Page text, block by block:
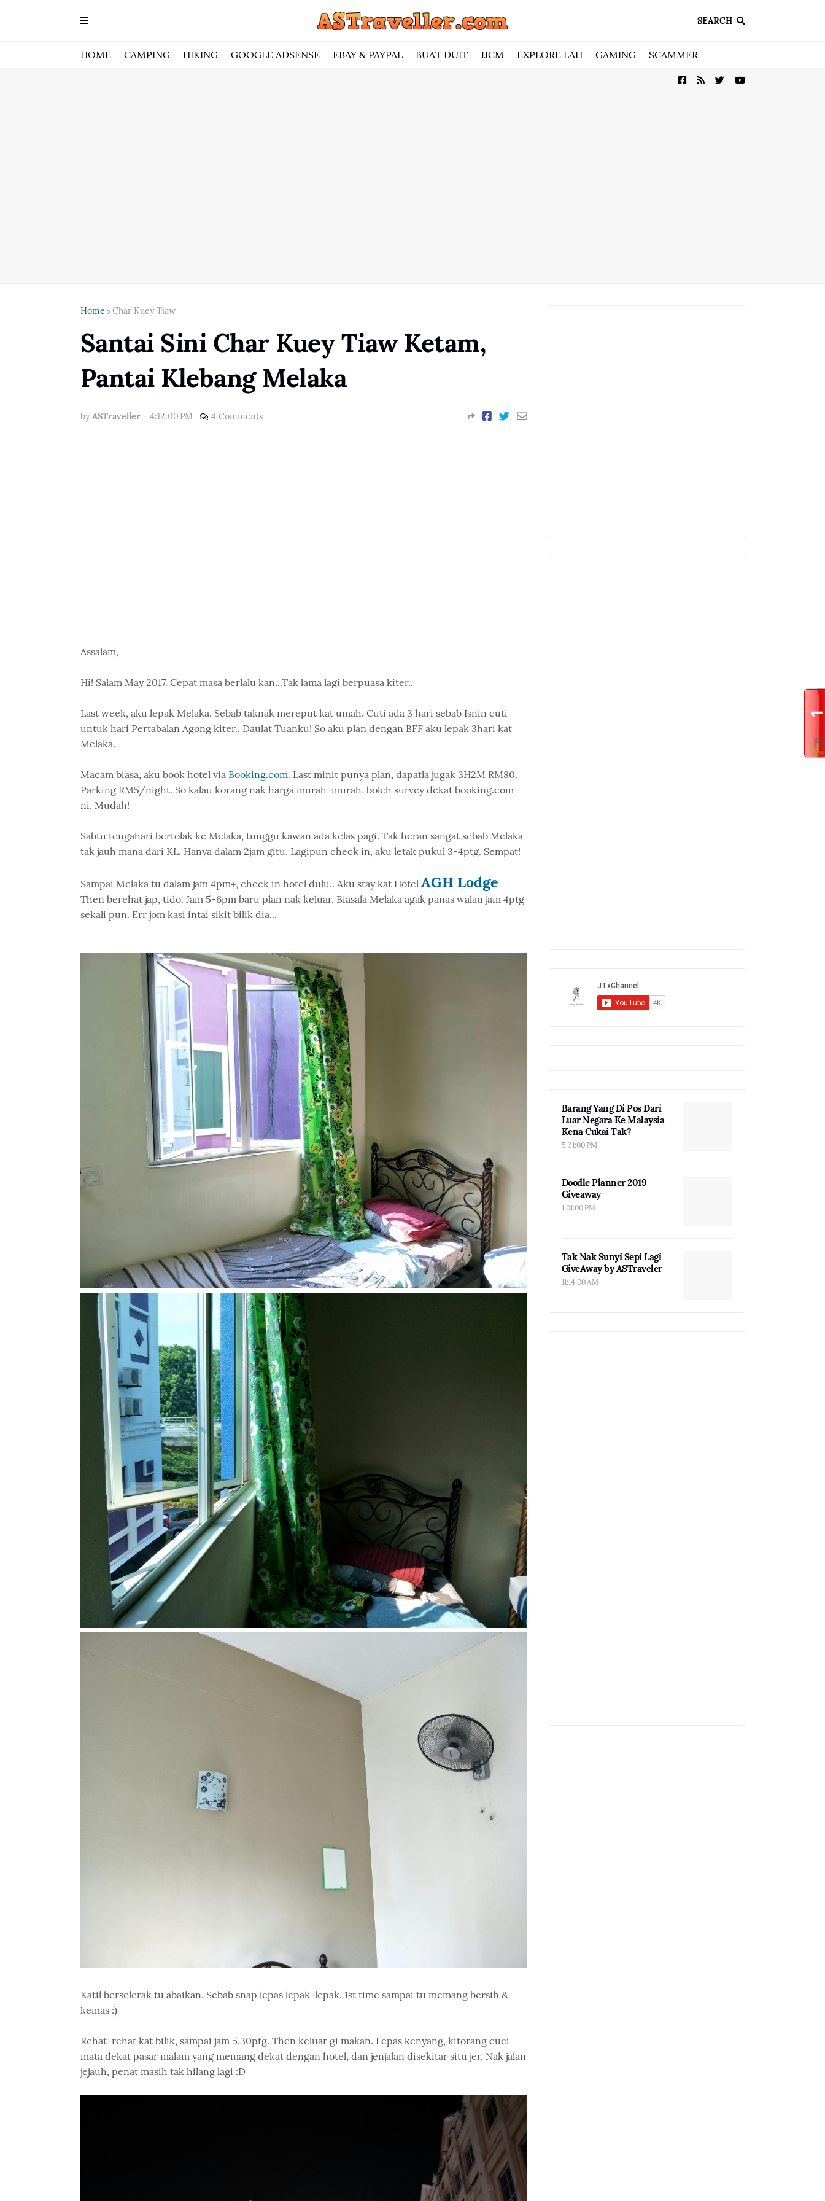
SEARCH
HOME CAMPING HIKING GOOGLE ADSENSE EBAY & PAYPAL BUAT DUIT JJCM EXPLORE LAH GAMING SCAMMER
Home Char Kuey Tiaw
Santai Sini Char Kuey Tiaw Ketam,
Pantai Klebang Melaka
by ASTraveller - 4:12:00 PM 4 Comments
Assalam,
Hi! Salam May 2017. Cepat masa berlalu kan...Tak lama lagi berpuasa kiter..
Last week, aku lepak Melaka. Sebab taknak mereput kat umah. Cuti ada 3 hari sebab Isnin cuti
untuk hari Pertabalan Agong kiter.. Daulat Tuanku! So aku plan dengan BFF aku lepak 3hari kat
Melaka.
Macam biasa, aku book hotel via Booking.com. Last minit punya plan, dapatla jugak 3H2M RM80.
Parking RM5/night. So kalau korang nak harga murah-murah, boleh survey dekat booking.com
ni. Mudah!
Sabtu tengahari bertolak ke Melaka, tunggu kawan ada kelas pagi. Tak heran sangat sebab Melaka
tak jauh mana dari KL. Hanya dalam 2jam gitu. Lagipun check in, aku letak pukul 3-4ptg. Sempat!
Sampai Melaka tu dalam jam 4pm+, check in hotel dulu.. Aku stay kat Hotel AGH Lodge
Then berehat jap, tido. Jam 5-6pm baru plan nak keluar. Biasala Melaka agak panas walau jam 4ptg
sekali pun. Err jom kasi intai sikit bilik dia...
Katil berselerak tu abaikan. Sebab snap lepas lepak-lepak. 1st time sampai tu memang bersih &
kemas :)
Rehat-rehat kat bilik, sampai jam 5.30ptg. Then keluar gi makan. Lepas kenyang, kitorang cuci
mata dekat pasar malam yang memang dekat dengan hotel, dan jenjalan disekitar situ jer. Nak jalan
jejauh, penat masih tak hilang lagi :D
Barang Yang Di Pos Dari
Luar Negara Ke Malaysia
Kena Cukai Tak?
5:31:00 PM
Doodle Planner 2019
Giveaway
1:01:00 PM
Tak Nak Sunyi Sepi Lagi
GiveAway by ASTraveler
11:14:00 AM